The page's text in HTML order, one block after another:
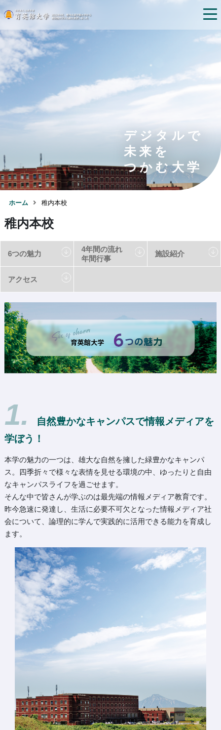
デジタルで
未来を
つかむ大学
ホーム 稚内本校
稚内本校
6つの魅力
4年間の流れ
年間行事
施設紹介
アクセス
1.
自然豊かなキャンパスで情報メディアを
学ぼう！
本学の魅力の一つは、雄大な自然を擁した緑豊かなキャンパ
ス。四季折々で様々な表情を見せる環境の中、ゆったりと自由
なキャンパスライフを過ごせます。
そんな中で皆さんが学ぶのは最先端の情報メディア教育です。
昨今急速に発達し、生活に必要不可欠となった情報メディア社
会について、論理的に学んで実践的に活用できる能力を育成し
ます。